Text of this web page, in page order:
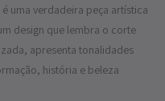
uma verdadeira peça artística
design que lembra o corte
apresenta tonalidades
história e beleza